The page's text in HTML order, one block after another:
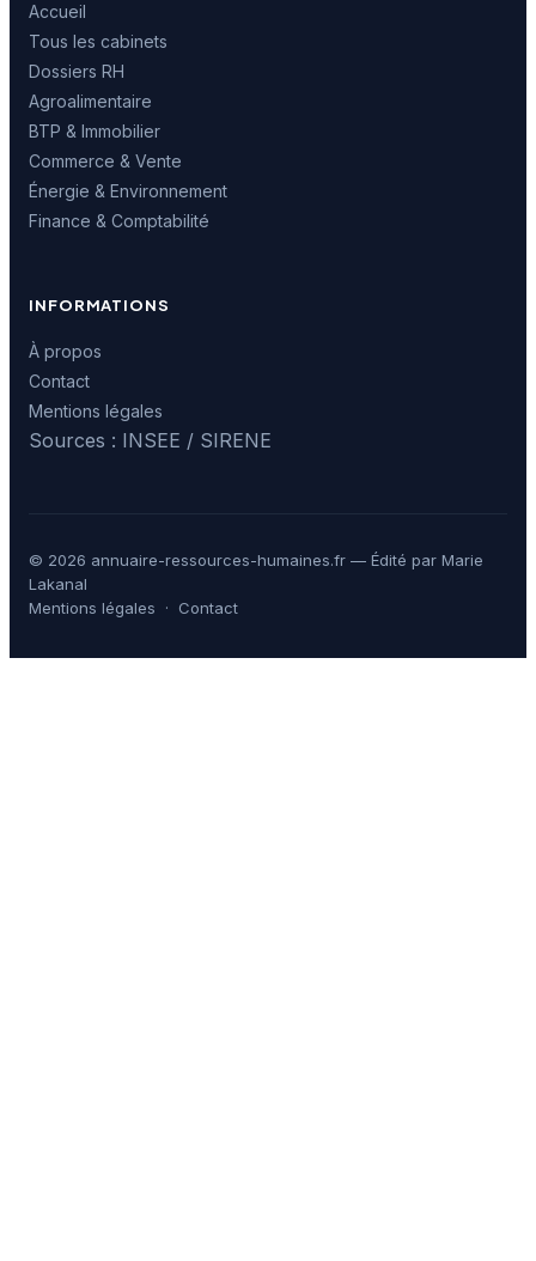
Accueil
Tous les cabinets
Dossiers RH
Agroalimentaire
BTP & Immobilier
Commerce & Vente
Énergie & Environnement
Finance & Comptabilité
INFORMATIONS
À propos
Contact
Mentions légales
Sources : INSEE / SIRENE
© 2026 annuaire-ressources-humaines.fr — Édité par Marie
Lakanal
Mentions légales · Contact